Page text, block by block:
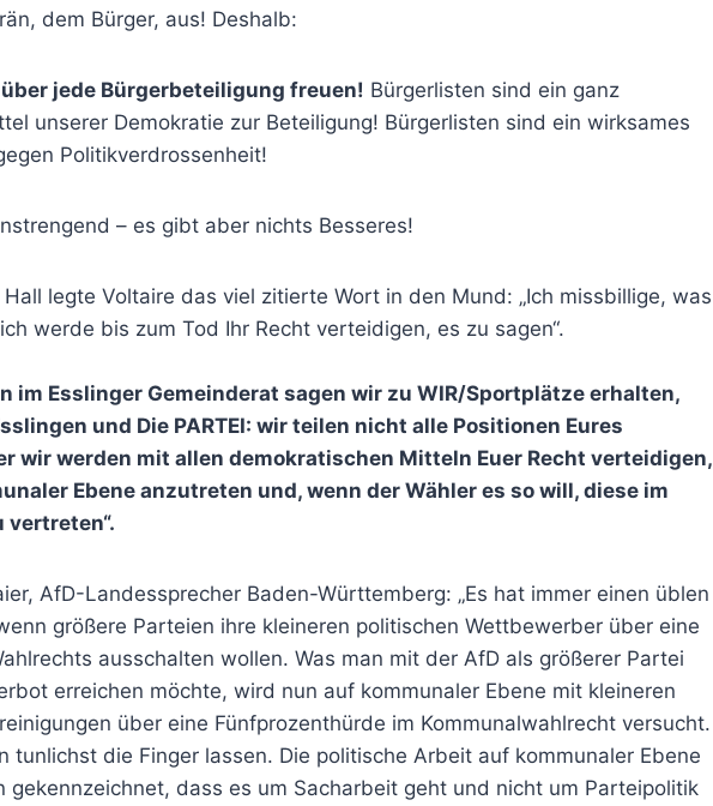
dem Bürger, aus! Deshalb:
jede Bürgerbeteiligung freuen! Bürgerlisten sind ein ganz
unserer Demokratie zur Beteiligung! Bürgerlisten sind ein wirksames
Politikverdrossenheit!
– es gibt aber nichts Besseres!
Hall legte Voltaire das viel zitierte Wort in den Mund: „Ich missbillige, was
werde bis zum Tod Ihr Recht verteidigen, es zu sagen“.
im Esslinger Gemeinderat sagen wir zu WIR/Sportplätze erhalten,
und Die PARTEI: wir teilen nicht alle Positionen Eures
wir werden mit allen demokratischen Mitteln Euer Recht verteidigen,
Ebene anzutreten und, wenn der Wähler es so will, diese im
vertreten“.
AfD-Landessprecher Baden-Württemberg: „Es hat immer einen üblen
größere Parteien ihre kleineren politischen Wettbewerber über eine
ausschalten wollen. Was man mit der AfD als größerer Partei
erreichen möchte, wird nun auf kommunaler Ebene mit kleineren
über eine Fünfprozenthürde im Kommunalwahlrecht versucht.
tunlichst die Finger lassen. Die politische Arbeit auf kommunaler Ebene
gekennzeichnet, dass es um Sacharbeit geht und nicht um Parteipolitik